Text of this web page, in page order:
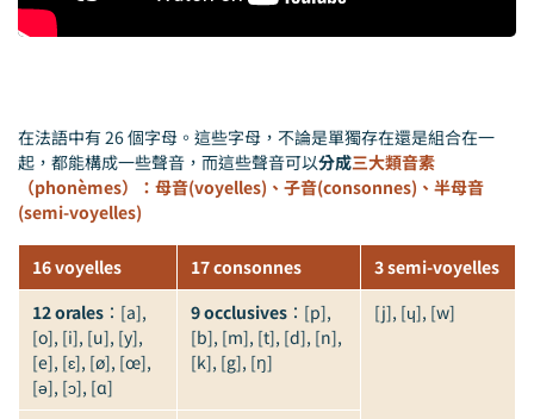
在法語中有 26 個字母。這些字母，不論是單獨存在還是組合在一
起，都能構成一些聲音，而這些聲音可以分成三大類音素
（phonèmes）：母音(voyelles)、子音(consonnes)、半母音
(semi-voyelles)
16 voyelles 17 consonnes
3 semi-voyelles
12 orales ：[a],
[o], [i], [u], [y],
[e], [ɛ], [ø], [œ],
[ə], [ɔ], [ɑ]
9 occlusives ：[p],
[b], [m], [t], [d], [n],
[k], [g], [ŋ]
[j], [ɥ], [w]